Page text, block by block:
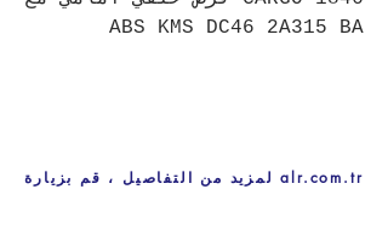
ABS KMS DC46 2A315 BA
لمزيد من التفاصيل ، قم بزيارة alr.com.tr